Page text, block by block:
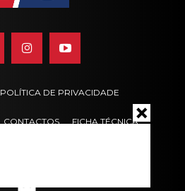
POLÍTICA DE PRIVACIDADE
CONTACTOS FICHA TÉCNICA